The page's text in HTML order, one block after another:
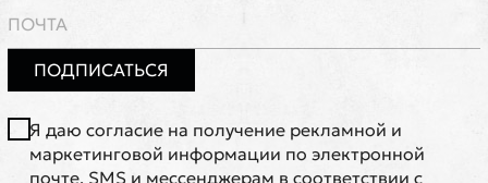
ПОДПИСАТЬСЯ
Я даю согласие на получение рекламной и
маркетинговой информации по электронной
почте, SMS и мессенджерам в соответствии с